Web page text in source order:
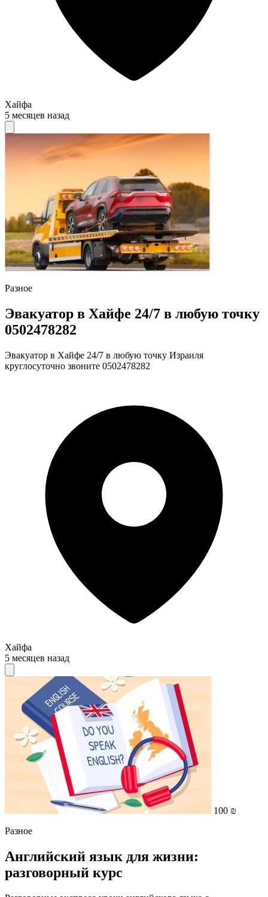
Хайфа
5 месяцев назад
Разное
Эвакуатор в Хайфе 24/7 в любую точку
0502478282
Эвакуатор в Хайфе 24/7 в любую точку Израиля
круглосуточно звоните 0502478282
Хайфа
5 месяцев назад
100 ₪
Разное
Английский язык для жизни:
разговорный курс